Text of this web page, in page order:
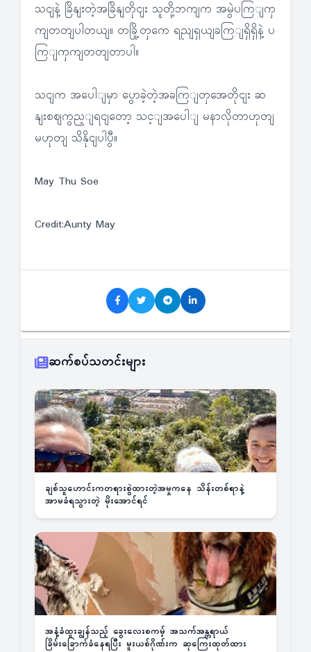
သငျနဲ့ ခြိနျးတဲ့အခြိနျတိုငျး သူတို့ဘကျက အမွဲပကြျကှ
ကျတတျပါတယျ။ တခြို့တှကေ ရညျရှယျခကြျရှိရှိနဲ့ ပ
ကြျကှကျတတျတာပါ။
သငျက အပေါျမှာ ပွောခဲ့တဲ့အခကြျတှအေတိုငျး ဆ
နျးစဈကွည့ျရငျတော့ သင့ျအပေါျ မနာလိုတာဟုတျ
မဟုတျ သိနိုငျပါပွီ။
May Thu Soe
Credit:Aunty May
ဆက်စပ်သတင်းများ
ချစ်သူဟောင်းကတရားစွဲထားတဲ့အမှုကနေ သိန်းတစ်ရာနဲ့
အာမခံရသွားတဲ့ မိုးအောင်ရင်
အနံ့ခံထူးချွန်သည့် ခွေးလေးစကမ့် အသက်အန္တရာယ်
ခြိမ်းခြောက်ခံနေရပြီး မူးယစ်ဂိုဏ်းက ဆုကြေးထုတ်ထား